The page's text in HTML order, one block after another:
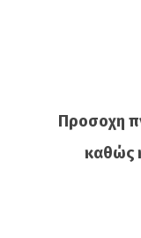
Προσοχη
καθώς